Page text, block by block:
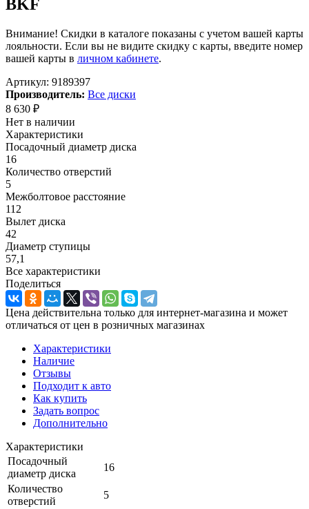
BKF
Внимание! Скидки в каталоге показаны с учетом вашей карты
лояльности. Если вы не видите скидку с карты, введите номер
вашей карты в личном кабинете.
Артикул: 9189397
Производитель: Все диски
8 630 ₽
Нет в наличии
Характеристики
Посадочный диаметр диска
16
Количество отверстий
5
Межболтовое расстояние
112
Вылет диска
42
Диаметр ступицы
57,1
Все характеристики
Поделиться
Цена действительна только для интернет-магазина и может
отличаться от цен в розничных магазинах
Характеристики
Наличие
Отзывы
Подходит к авто
Как купить
Задать вопрос
Дополнительно
Характеристики
Посадочный
диаметр диска
16
Количество
отверстий
5